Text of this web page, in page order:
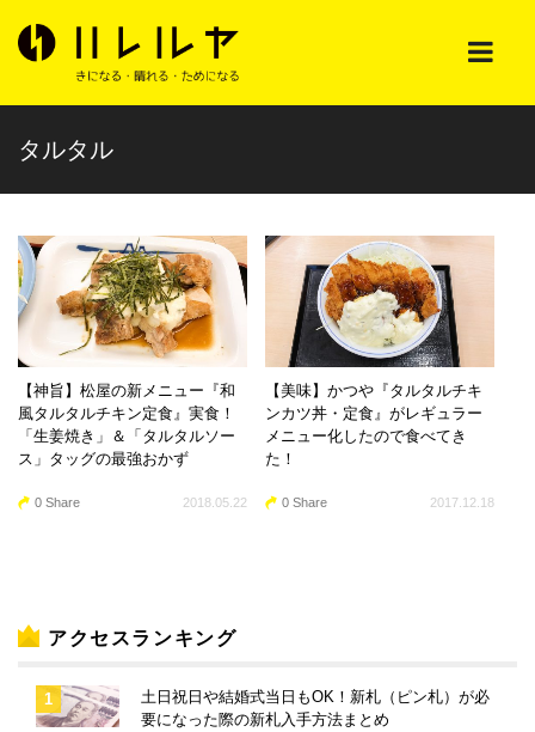
タルタル
【神旨】松屋の新メニュー『和
風タルタルチキン定食』実食！
「生姜焼き」＆「タルタルソー
ス」タッグの最強おかず
0 Share 2018.05.22
【美味】かつや『タルタルチキ
ンカツ丼・定食』がレギュラー
メニュー化したので食べてき
た！
0 Share 2017.12.18
アクセスランキング
土日祝日や結婚式当日もOK！新札（ピン札）が必
要になった際の新札入手方法まとめ